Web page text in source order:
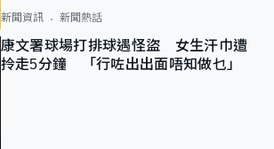
新聞資訊 新聞熱話
康文署球場打排球遇怪盜 女生汗巾遭
拎走5分鐘 「行咗出出面唔知做乜」